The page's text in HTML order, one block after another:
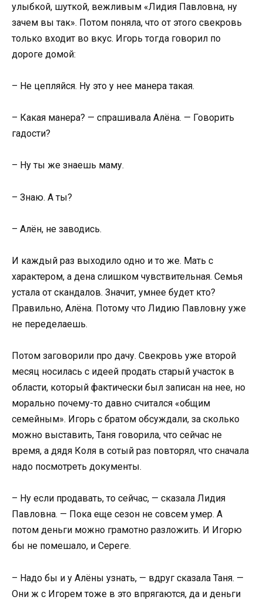
улыбкой, шуткой, вежливым «Лидия Павловна, ну
зачем вы так». Потом поняла, что от этого свекровь
только входит во вкус. Игорь тогда говорил по
дороге домой:
– Не цепляйся. Ну это у нее манера такая.
– Какая манера? — спрашивала Алёна. — Говорить
гадости?
– Ну ты же знаешь маму.
– Знаю. А ты?
– Алён, не заводись.
И каждый раз выходило одно и то же. Мать с
характером, а дена слишком чувствительная. Семья
устала от скандалов. Значит, умнее будет кто?
Правильно, Алёна. Потому что Лидию Павловну уже
не переделаешь.
Потом заговорили про дачу. Свекровь уже второй
месяц носилась с идеей продать старый участок в
области, который фактически был записан на нее, но
морально почему-то давно считался «общим
семейным». Игорь с братом обсуждали, за сколько
можно выставить, Таня говорила, что сейчас не
время, а дядя Коля в сотый раз повторял, что сначала
надо посмотреть документы.
– Ну если продавать, то сейчас, — сказала Лидия
Павловна. — Пока еще сезон не совсем умер. А
потом деньги можно грамотно разложить. И Игорю
бы не помешало, и Сереге.
– Надо бы и у Алёны узнать, — вдруг сказала Таня. —
Они ж с Игорем тоже в это впрягаются, да и деньги